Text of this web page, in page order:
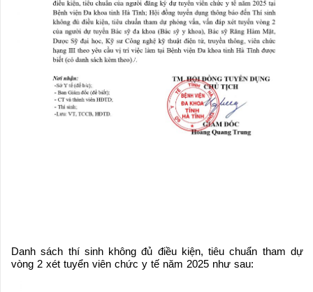
Danh sách thí sinh không đủ điều kiện, tiêu chuẩn tham dự
vòng 2 xét tuyển viên chức y tế năm 2025 như sau: